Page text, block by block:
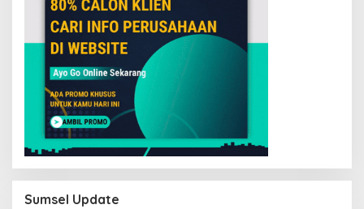
Sumsel Update